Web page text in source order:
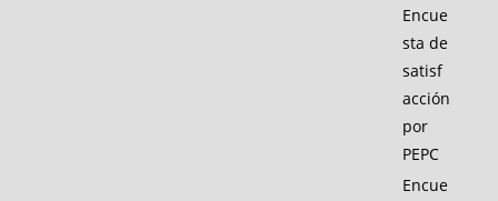
Encue
sta de
satisf
acción
por
PEPC
Encue